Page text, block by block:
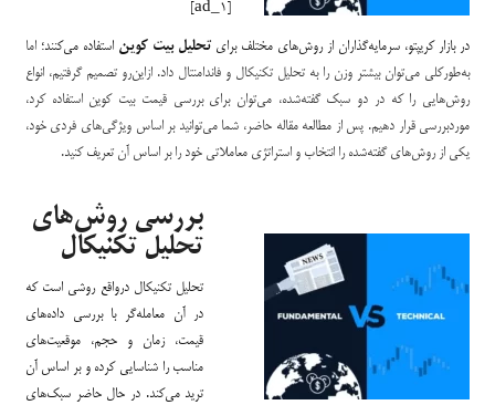
[ad_1]
در بازار کریپتو، سرمایه‌گذاران از روش‌های مختلف برایتحلیل بیت کوین استفاده می‌کنند؛اما
به‌طورکلی می‌توان بیشتر وزن را به تحلیل تکنیکال و فاندامنتال داد. ازاین‌رو تصمیم گرفتیم، انواع
روش‌هایی را که در دو سبک گفته‌شده، می‌توان برای بررسی قیمت بیت کوین استفاده کرد،
موردبررسی قرار دهیم. پس از مطالعه مقاله حاضر، شما می‌توانید بر اساس ویژگی‌های فردی خود،
یکی از روش‌های گفته‌شده را انتخاب و استراتژی معاملاتی خود را بر اساس آن تعریف کنید.
بررسی روش‌های
تحلیل تکنیکال
تحلیل تکنیکال در‌واقع روشی است که
در آن معامله‌گر با بررسی داده‌های
قیمت، زمان و حجم، موقعیت‌های
مناسب را شناسایی کرده و بر اساس آن
ترید می‌کند. در حال حاضر سبک‌های